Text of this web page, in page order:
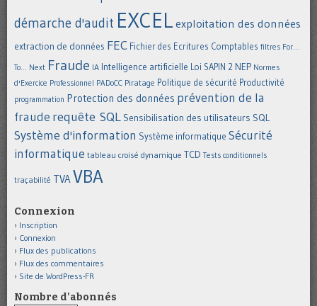
démarche d'audit EXCEL exploitation des données
extraction de données FEC Fichier des Ecritures Comptables filtres For...
To... Next Fraude IA Intelligence artificielle Loi SAPIN 2 NEP Normes
d'Exercice Professionnel PADoCC Piratage Politique de sécurité Productivité
programmation Protection des données prévention de la
fraude requête SQL Sensibilisation des utilisateurs SQL
Système d'information Système informatique Sécurité
informatique tableau croisé dynamique TCD Tests conditionnels
traçabilité TVAVBA
Connexion
Inscription
Connexion
Flux des publications
Flux des commentaires
Site de WordPress-FR
Nombre d'abonnés